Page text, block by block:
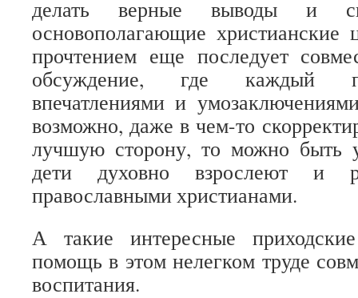
делать верные выводы и
основополагающие
прочтением еще последует
обсуждение, где каждый
впечатлениями и
возможно, даже в чем-то
лучшую сторону, то можно быть
дети духовно взрослеют и
православными христианами.
А такие интересные
помощь в этом нелегком труде
воспитания.